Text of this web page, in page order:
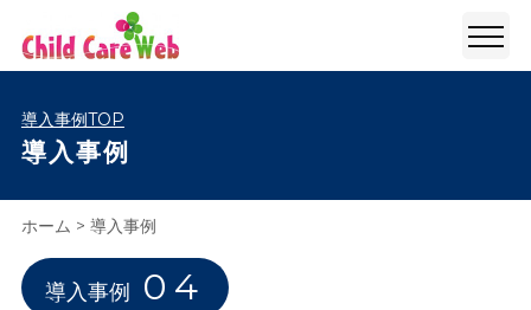
導入事例TOP
導入事例
ホーム > 導入事例
導入事例 04